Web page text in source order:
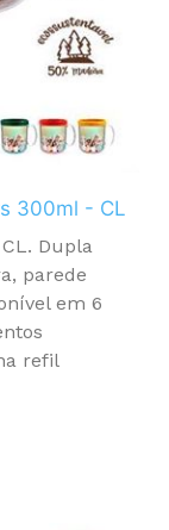
300ml - CL
Dupla
parede
em 6
refil